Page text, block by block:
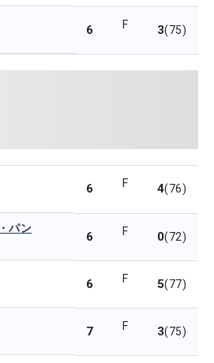
6 F 3(75)
6 F 4(76)
パン
6 F 0(72)
6 F 5(77)
7 F 3(75)